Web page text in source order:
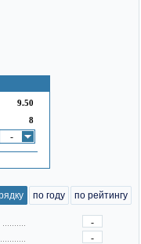
9.50
8
-
по году по рейтингу
-
-